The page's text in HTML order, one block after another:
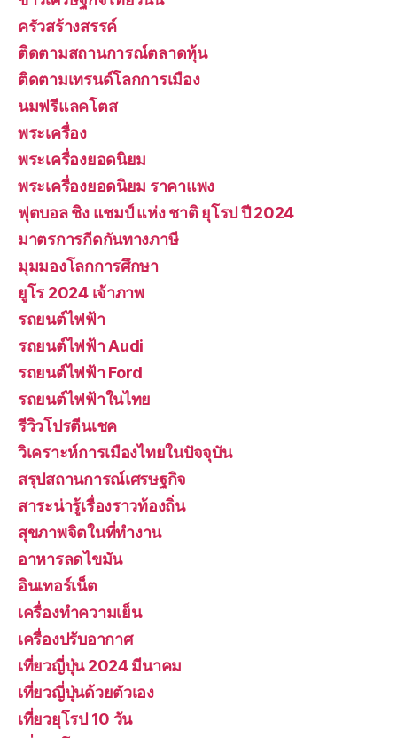
ครัวสร้างสรรค์
ติดตามสถานการณ์ตลาดหุ้น
ติดตามเทรนด์โลกการเมือง
นมฟรีแลคโตส
พระเครื่อง
พระเครื่องยอดนิยม
พระเครื่องยอดนิยม ราคาแพง
ฟุตบอล ชิง แชมป์ แห่ง ชาติ ยุโรป ปี 2024
มาตรการกีดกันทางภาษี
มุมมองโลกการศึกษา
ยูโร 2024 เจ้าภาพ
รถยนต์ไฟฟ้า
รถยนต์ไฟฟ้า Audi
รถยนต์ไฟฟ้า Ford
รถยนต์ไฟฟ้าในไทย
รีวิวโปรตีนเชค
วิเคราะห์การเมืองไทยในปัจจุบัน
สรุปสถานการณ์เศรษฐกิจ
สาระน่ารู้เรื่องราวท้องถิ่น
สุขภาพจิตในที่ทำงาน
อาหารลดไขมัน
อินเทอร์เน็ต
เครื่องทำความเย็น
เครื่องปรับอากาศ
เที่ยวญี่ปุ่น 2024 มีนาคม
เที่ยวญี่ปุ่นด้วยตัวเอง
เที่ยวยุโรป 10 วัน